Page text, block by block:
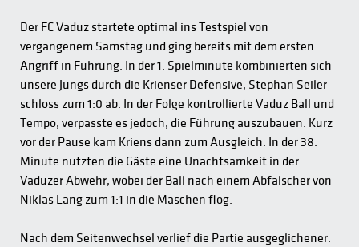
Der FC Vaduz startete optimal ins Testspiel von
vergangenem Samstag und ging bereits mit dem ersten
Angriff in Führung. In der 1. Spielminute kombinierten sich
unsere Jungs durch die Krienser Defensive, Stephan Seiler
schloss zum 1:0 ab. In der Folge kontrollierte Vaduz Ball und
Tempo, verpasste es jedoch, die Führung auszubauen. Kurz
vor der Pause kam Kriens dann zum Ausgleich. In der 38.
Minute nutzten die Gäste eine Unachtsamkeit in der
Vaduzer Abwehr, wobei der Ball nach einem Abfälscher von
Niklas Lang zum 1:1 in die Maschen flog.
Nach dem Seitenwechsel verlief die Partie ausgeglichener.